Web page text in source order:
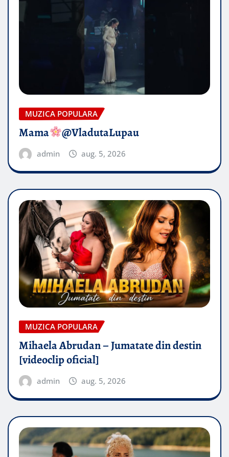
MUZICA POPULARA
Mama @VladutaLupau
admin aug. 5, 2026
MUZICA POPULARA
Mihaela Abrudan – Jumatate din destin
[videoclip oficial]
admin aug. 5, 2026